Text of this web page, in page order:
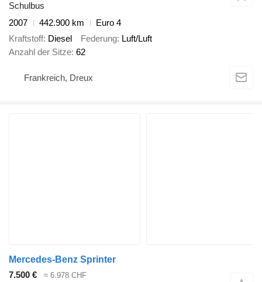
Schulbus
2007
442.900 km
Euro 4
Kraftstoff Diesel Federung Luft/Luft
Anzahl der Sitze 62
Frankreich, Dreux
Mercedes-Benz Sprinter
7.500 €
≈ 6.978 CHF